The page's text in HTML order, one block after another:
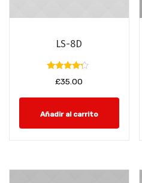
LS-8D
con
de 5
£35.00
Añadir al carrito